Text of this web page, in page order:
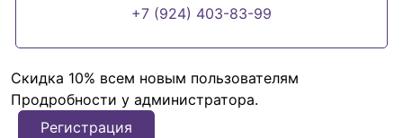
+7 (924) 403-83-99
Скидка 10% всем новым пользователям
Продробности у администратора.
Регистрация